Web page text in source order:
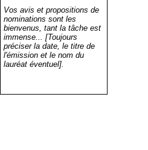
Vos avis et propositions de
nominations sont les
bienvenus, tant la tâche est
immense... [Toujours
préciser la date, le titre de
l'émission et le nom du
lauréat éventuel].